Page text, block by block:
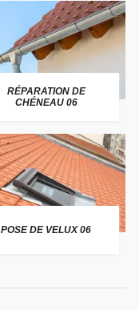
RÉPARATION DE
CHÉNEAU 06
POSE DE VELUX 06